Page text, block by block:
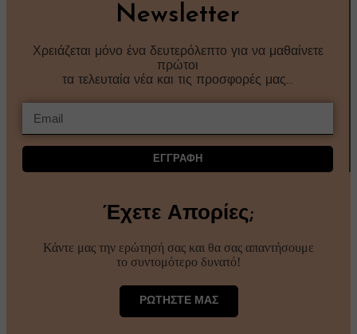
Newsletter
Χρειάζεται μόνο ένα δευτερόλεπτο για να μαθαίνετε
πρώτοι
τα τελευταία νέα και τις προσφορές μας…
ΕΓΓΡΑΦΗ
Έχετε Απορίες;
Κάντε μας την ερώτησή σας και θα σας απαντήσουμε
το συντομότερο δυνατό!
ΡΩΤΗΣΤΕ ΜΑΣ